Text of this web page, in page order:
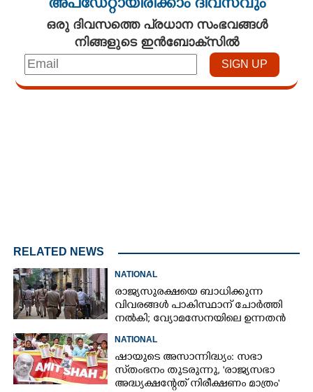
അപ്ഡേറ്റായിരിക്കാം ദിവസവും
ഒരു ദിവസത്തെ പ്രധാന സംഭവങ്ങൾ
നിങ്ങളുടെ ഇൻബോക്സിൽ
RELATED NEWS
NATIONAL
രാജ്യസുരക്ഷയെ ബാധിക്കുന്ന
വിവരങ്ങൾ പാകിസ്ഥാന് ചോ‌ർത്തി
നൽകി; വ്യോമസേനയിലെ ഉന്നതൻ
NATIONAL
ഷായുടെ അസാന്നിദ്ധ്യം: സഭാ
സ്‌തംഭനം തുടരുന്നു, 'രാജ്യസഭാ
അദ്ധ്യക്ഷന്റേത് നിരീക്ഷണം മാത്രം'